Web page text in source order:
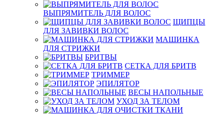
ВЫПРЯМИТЕЛЬ ДЛЯ ВОЛОС
ЩИПЦЫ
ДЛЯ ЗАВИВКИ ВОЛОС
МАШИНКА
ДЛЯ СТРИЖКИ
БРИТВЫ
СЕТКА ДЛЯ БРИТВ
ТРИММЕР
ЭПИЛЯТОР
ВЕСЫ НАПОЛЬНЫЕ
УХОД ЗА ТЕЛОМ